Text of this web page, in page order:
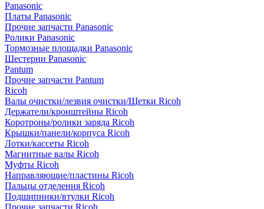
Panasonic
Платы Panasonic
Прочие запчасти Panasonic
Ролики Panasonic
Тормозные площадки Panasonic
Шестерни Panasonic
Pantum
Прочие запчасти Pantum
Ricoh
Валы очистки/лезвия очистки/Щетки Ricoh
Держатели/кронштейны Ricoh
Коротроны/ролики заряда Ricoh
Крышки/панели/корпуса Ricoh
Лотки/кассеты Ricoh
Магнитные валы Ricoh
Муфты Ricoh
Направляющие/пластины Ricoh
Пальцы отделения Ricoh
Подшипники/втулки Ricoh
Прочие запчасти Ricoh